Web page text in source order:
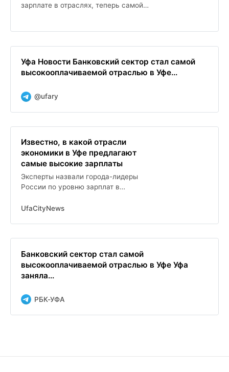
зарплате в отраслях, теперь самой
как Южно-Сахалинск стал лидером с зарплатой 528
произошло впервые за четыре года.
Уфа Новости Банковский сектор стал самой
высокооплачиваемой отраслью в Уфе...
@ufary
Известно, в какой отрасли
экономики в Уфе предлагают
самые высокие зарплаты
Эксперты назвали города-лидеры
России по уровню зарплат в
UfaCityNews
Банковский сектор стал самой
высокооплачиваемой отраслью в Уфе Уфа
заняла...
РБК-УФА